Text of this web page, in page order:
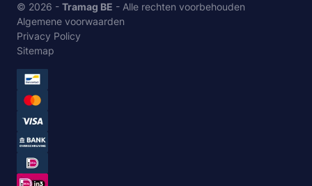
© 2026 - Tramag BE - Alle rechten voorbehouden
Algemene voorwaarden
Privacy Policy
Sitemap